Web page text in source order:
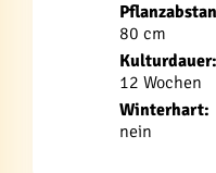
80 cm
Kulturdauer:
12 Wochen
Winterhart:
nein